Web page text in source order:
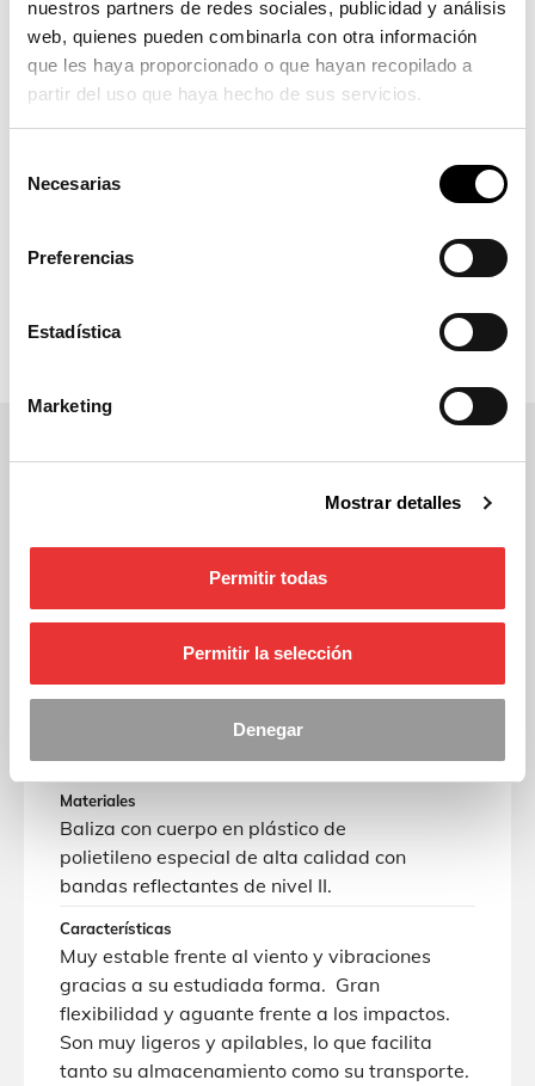
nuestros partners de redes sociales, publicidad y análisis
web, quienes pueden combinarla con otra información
que les haya proporcionado o que hayan recopilado a
partir del uso que haya hecho de sus servicios.
Necesarias
Preferencias
Estadística
Marketing
Mostrar detalles
Permitir todas
Permitir la selección
Denegar
de conductores, ciclistas y peatones.
técnico o comercial sobre este o más
Ficha técnica
Descripción
Alta visibilidad gracias a sus cuatro bandas
frente a los impactos. Muy estable frente al
viento y vibraciones gracias a su estudiada
forma.
Materiales
Baliza con cuerpo en plástico de
polietileno especial de alta calidad con
bandas reflectantes de nivel II.
Características
Muy estable frente al viento y vibraciones
gracias a su estudiada forma. Gran
flexibilidad y aguante frente a los impactos.
Son muy ligeros y apilables, lo que facilita
tanto su almacenamiento como su transporte.